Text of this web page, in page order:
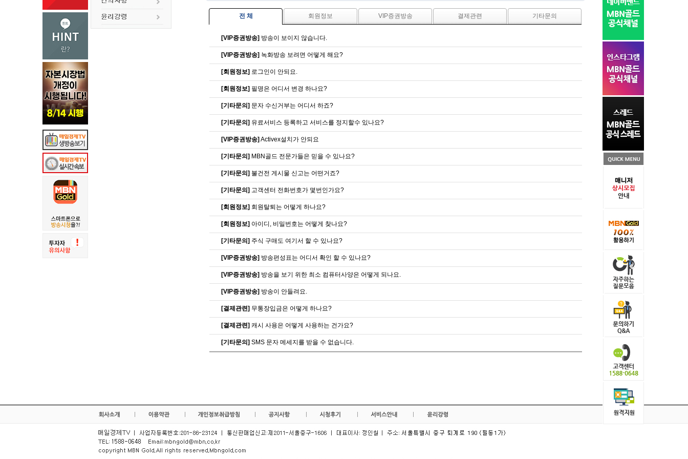
전 체 회원정보 VIP증권방송 결제관련 기타문의
[VIP증권방송] 방송이 보이지 않습니다.
[VIP증권방송] 녹화방송 보려면 어떻게 해요?
[회원정보] 로그인이 안되요.
[회원정보] 필명은 어디서 변경 하나요?
[기타문의] 문자 수신거부는 어디서 하죠?
[기타문의] 유료서비스 등록하고 서비스를 정지할수 있나요?
[VIP증권방송]Activex설치가 안되요
[기타문의] MBN골드 전문가들은 믿을 수 있나요?
[기타문의] 불건전 게시물 신고는 어떤거죠?
[기타문의] 고객센터 전화번호가 몇번인가요?
[회원정보] 회원탈퇴는 어떻게 하나요?
[회원정보] 아이디, 비밀번호는 어떻게 찾나요?
[기타문의] 주식 구매도 여기서 할 수 있나요?
[VIP증권방송] 방송편성표는 어디서 확인 할 수 있나요?
[VIP증권방송] 방송을 보기 위한 최소 컴퓨터사양은 어떻게 되나요.
[VIP증권방송] 방송이 안들려요.
[결제관련] 무통장입금은 어떻게 하나요?
[결제관련] 캐시 사용은 어떻게 사용하는 건가요?
[기타문의] SMS 문자 메세지를 받을 수 없습니다.